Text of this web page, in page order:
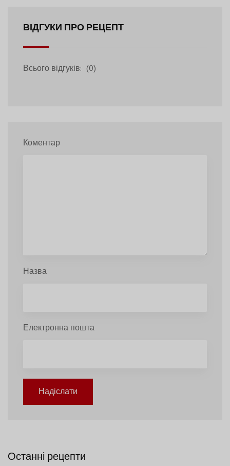
ВІДГУКИ ПРО РЕЦЕПТ
Всього відгуків: (0)
Коментар
Назва
Електронна пошта
Надіслати
Останні рецепти